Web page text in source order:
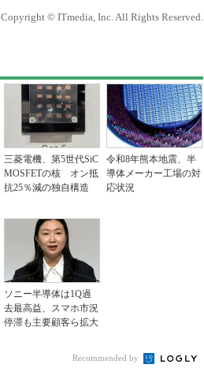
Copyright © ITmedia, Inc. All Rights Reserved.
三菱電機、第5世代SiC
MOSFETの核 オン抵
抗25％減の独自構造
令和8年熊本地震、半
導体メーカー工場の対
応状況
ソニー半導体は1Q過
去最高益、スマホ市況
停滞も主要顧客ら拡大
Recommended by